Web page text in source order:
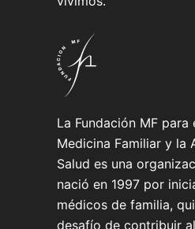
La Fundación MF
Medicina Familiar y la
Salud es una
nació en 1997 por
médicos de familia,
desafío de contribuir